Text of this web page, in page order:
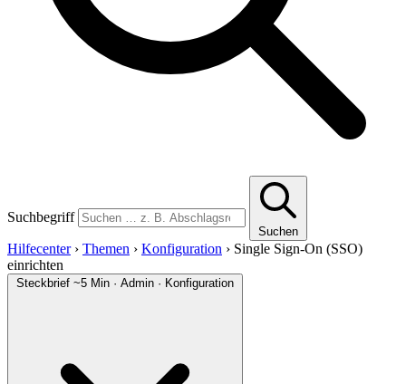
Suchbegriff
Suchen
Hilfecenter › Themen › Konfiguration › Single Sign-On (SSO)
einrichten
Steckbrief ~5 Min · Admin · Konfiguration